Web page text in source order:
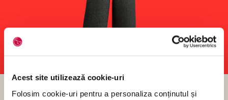
Acest site utilizează cookie-uri
Folosim cookie-uri pentru a personaliza conținutul și